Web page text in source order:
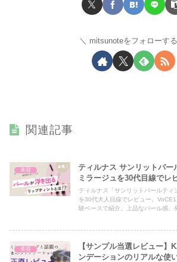
mitsunoteをフォローする
関連記事
美容
ティルナス サンリットパー
ミラージュを30代目線でレ
ティルナス「サンリットパールティ
を30代大人目線でレビュー。
験ベースで紹介。上品なパール感、
美容
【サンプル当選レビュー】
ンデーションのリアルな使